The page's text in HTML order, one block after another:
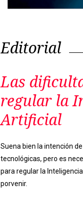
Editorial
Las
regular la
Artificial
Suena bien la intención
tecnológicas, pero es
para regular la
porvenir.